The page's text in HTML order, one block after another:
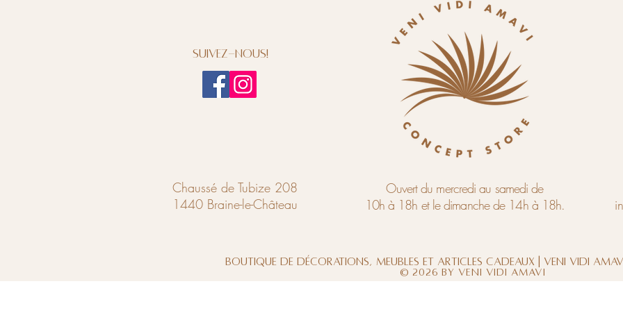
Suivez-nous!
Chaussé de Tubize 208
1440 Braine-le-Château
Ouvert du mercredi au samedi de
10h à 18h et le dimanche de 14h à 18h.
Boutique de décorations, meubles et articles cadeaux | Veni Vidi
© 2026 by Veni Vidi Amavi